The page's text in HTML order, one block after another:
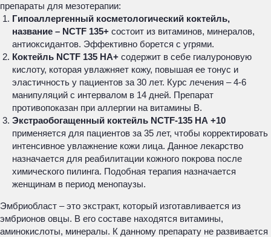
препараты для мезотерапии:
Гипоаллергенный косметологический коктейль,
название – NCTF 135+ состоит из витаминов, минералов,
антиоксидантов. Эффективно борется с угрями.
Коктейль NCTF 135 НА+ содержит в себе гиалуроновую
кислоту, которая увлажняет кожу, повышая ее тонус и
эластичность у пациентов за 30 лет. Курс лечения – 4-6
манипуляций с интервалом в 14 дней. Препарат
противопоказан при аллергии на витамины В.
Экстраобогащенный коктейль NCTF-135 НА +10
применяется для пациентов за 35 лет, чтобы корректировать
интенсивное увлажнение кожи лица. Данное лекарство
назначается для реабилитации кожного покрова после
химического пилинга. Подобная терапия назначается
женщинам в период менопаузы.
Эмбриобласт – это экстракт, который изготавливается из
эмбрионов овцы. В его составе находятся витамины,
аминокислоты, минералы. К данному препарату не развивается